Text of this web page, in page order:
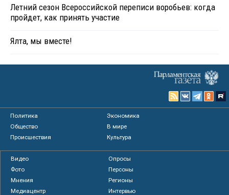
Летний сезон Всероссийской переписи воробьев: когда
пройдет, как принять участие
Ялта, мы вместе!
Политика
Экономика
Общество
В мире
Происшествия
Культура
Видео
Опросы
Фото
Персоны
Мнения
Регионы
Медиацентр
Интервью